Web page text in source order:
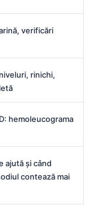
verificări
rinichi,
hemoleucograma
ajută și când
contează mai